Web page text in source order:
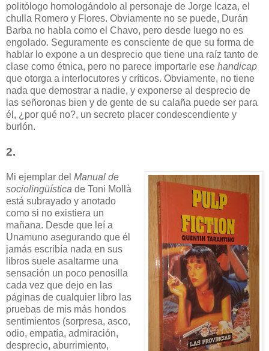
politólogo homologándolo al personaje de Jorge Icaza, el
chulla Romero y Flores. Obviamente no se puede, Durán
Barba no habla como el Chavo, pero desde luego no es
engolado. Seguramente es consciente de que su forma de
hablar lo expone a un desprecio que tiene una raíz tanto de
clase como étnica, pero no parece importarle ese handicap
que otorga a interlocutores y críticos. Obviamente, no tiene
nada que demostrar a nadie, y exponerse al desprecio de
las señoronas bien y de gente de su calaña puede ser para
él, ¿por qué no?, un secreto placer condescendiente y
burlón.
2.
Mi ejemplar del Manual de
sociolingüística de Toni Mollà
está subrayado y anotado
como si no existiera un
mañana. Desde que leí a
Unamuno asegurando que él
jamás escribía nada en sus
libros suele asaltarme una
sensación un poco penosilla
cada vez que dejo en las
páginas de cualquier libro las
pruebas de mis más hondos
sentimientos (sorpresa, asco,
odio, empatía, admiración,
desprecio, aburrimiento,